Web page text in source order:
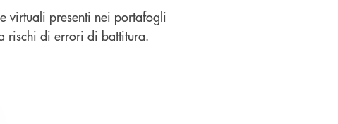
virtuali presenti nei portafogli
rischi di errori di battitura.